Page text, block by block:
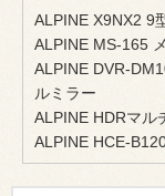
ALPINE X9NX2 9
ALPINE MS-165
ALPINE DVR-
ルミラー
ALPINE HDRマル
ALPINE HCE-